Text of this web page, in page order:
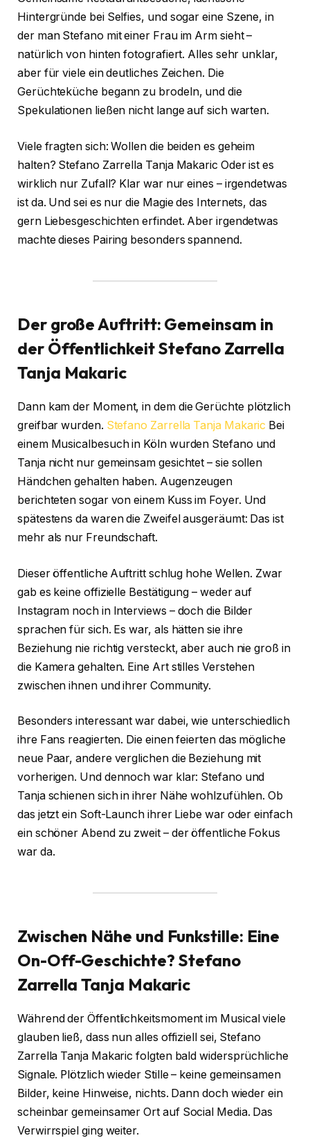
Hintergründe bei Selfies, und sogar eine Szene, in
der man Stefano mit einer Frau im Arm sieht –
natürlich von hinten fotografiert. Alles sehr unklar,
aber für viele ein deutliches Zeichen. Die
Gerüchteküche begann zu brodeln, und die
Spekulationen ließen nicht lange auf sich warten.
Viele fragten sich: Wollen die beiden es geheim
halten? Stefano Zarrella Tanja Makaric Oder ist es
wirklich nur Zufall? Klar war nur eines – irgendetwas
ist da. Und sei es nur die Magie des Internets, das
gern Liebesgeschichten erfindet. Aber irgendetwas
machte dieses Pairing besonders spannend.
Der große Auftritt: Gemeinsam in
der ÖffentlichkeitStefano Zarrella
Tanja Makaric
Dann kam der Moment, in dem die Gerüchte plötzlich
greifbar wurden. Stefano Zarrella Tanja Makaric Bei
einem Musicalbesuch in Köln wurden Stefano und
Tanja nicht nur gemeinsam gesichtet – sie sollen
Händchen gehalten haben. Augenzeugen
berichteten sogar von einem Kuss im Foyer. Und
spätestens da waren die Zweifel ausgeräumt: Das ist
mehr als nur Freundschaft.
Dieser öffentliche Auftritt schlug hohe Wellen. Zwar
gab es keine offizielle Bestätigung – weder auf
Instagram noch in Interviews – doch die Bilder
sprachen für sich. Es war, als hätten sie ihre
Beziehung nie richtig versteckt, aber auch nie groß in
die Kamera gehalten. Eine Art stilles Verstehen
zwischen ihnen und ihrer Community.
Besonders interessant war dabei, wie unterschiedlich
ihre Fans reagierten. Die einen feierten das mögliche
neue Paar, andere verglichen die Beziehung mit
vorherigen. Und dennoch war klar: Stefano und
Tanja schienen sich in ihrer Nähe wohlzufühlen. Ob
das jetzt ein Soft-Launch ihrer Liebe war oder einfach
ein schöner Abend zu zweit – der öffentliche Fokus
war da.
Zwischen Nähe und Funkstille: Eine
On-Off-Geschichte? Stefano
Zarrella Tanja Makaric
Während der Öffentlichkeitsmoment im Musical viele
glauben ließ, dass nun alles offiziell sei, Stefano
Zarrella Tanja Makaric folgten bald widersprüchliche
Signale. Plötzlich wieder Stille – keine gemeinsamen
Bilder, keine Hinweise, nichts. Dann doch wieder ein
scheinbar gemeinsamer Ort auf Social Media. Das
Verwirrspiel ging weiter.